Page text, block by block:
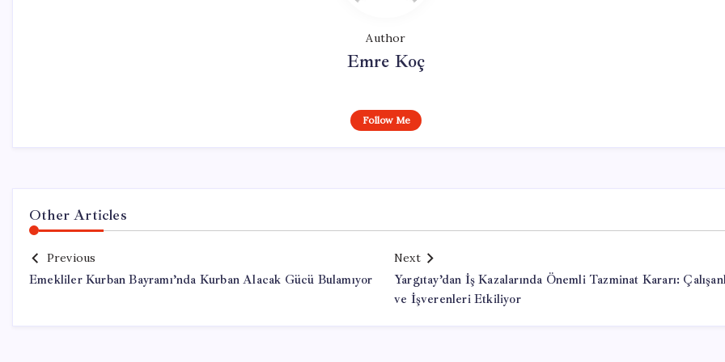
Author
Emre Koç
Follow Me
Other Articles
Previous
Emekliler Kurban Bayramı’nda Kurban Alacak Gücü Bulamıyor
Next
Yargıtay’dan İş Kazalarında Önemli Tazminat Kararı:
ve İşverenleri Etkiliyor